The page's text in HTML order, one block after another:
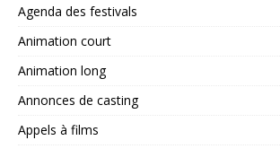
Agenda des festivals
Animation court
Animation long
Annonces de casting
Appels à films